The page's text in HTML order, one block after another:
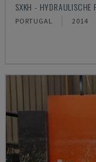
SXKH - HYDRAULISCHE
PORTUGAL 2014